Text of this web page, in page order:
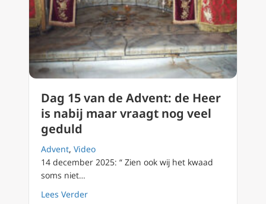
Dag 15 van de Advent: de Heer
is nabij maar vraagt nog veel
geduld
Advent, Video
14 december 2025: “ Zien ook wij het kwaad
soms niet…
Lees Verderabout Dag 15 van de Advent: de Heer is